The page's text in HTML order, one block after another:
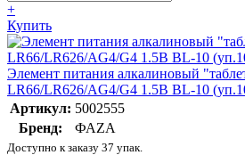
+
Купить
Элемент питания алкалиновый
LR66/LR626/AG4/G4 1.5В BL-10
Артикул: 5002555
Бренд:
ФАZА
Доступно к заказу 37 упак.